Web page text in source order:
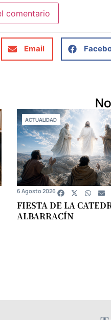
Email
ACTUALIDAD
FIESTA DE LA
ALBARRACÍN
6 Agosto 2026